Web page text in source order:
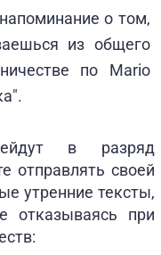
о том,
из общего
по Mario
в разряд
отправлять своей
утренние тексты,
отказываясь при